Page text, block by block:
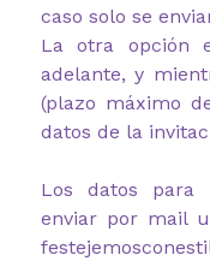
caso solo se
La otra opción
adelante, y
(plazo máximo
datos de la
Los datos para
enviar por mail